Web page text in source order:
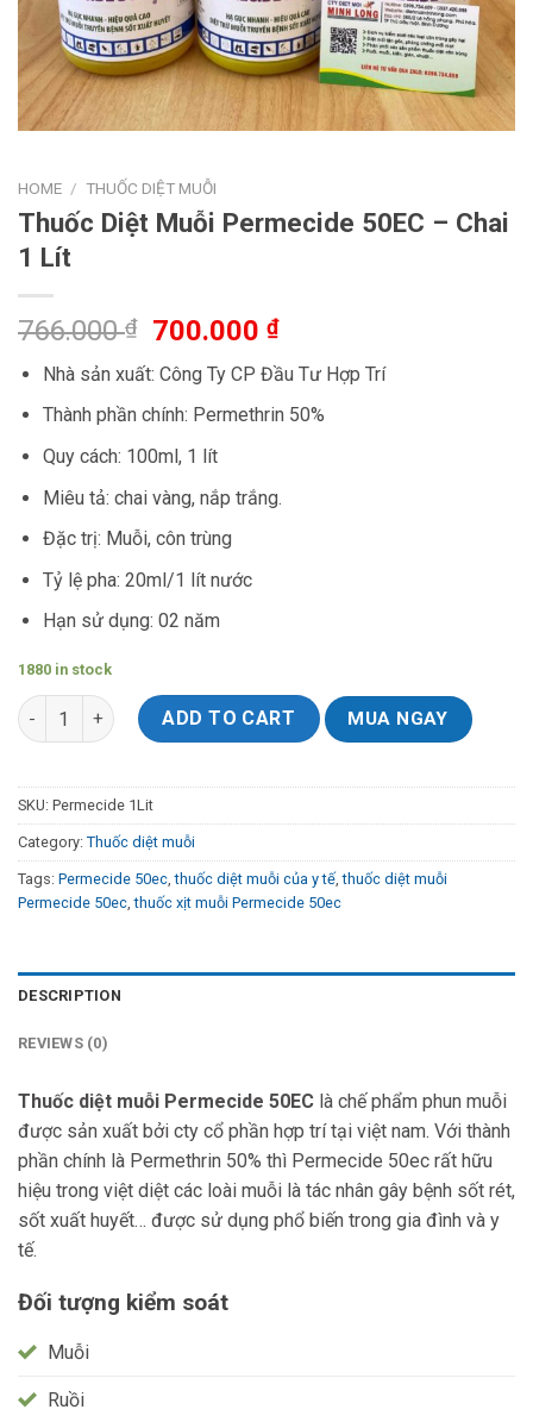
HOME / THUỐC DIỆT MUỖI
Thuốc Diệt Muỗi Permecide 50EC – Chai
1 Lít
766.000₫ 700.000₫
Nhà sản xuất: Công Ty CP Đầu Tư Hợp Trí
Thành phần chính: Permethrin 50%
Quy cách: 100ml, 1 lít
Miêu tả: chai vàng, nắp trắng.
Đặc trị: Muỗi, côn trùng
Tỷ lệ pha: 20ml/1 lít nước
Hạn sử dụng: 02 năm
1880 in stock
Thuốc Diệt Muỗi Permecide 50EC - Chai 1 Lít quantity
ADD TO CART MUA NGAY
SKU: Permecide 1Lit
Category: Thuốc diệt muỗi
Tags: Permecide 50ec ,thuốc diệt muỗi của y tế ,thuốc diệt muỗi
Permecide 50ec ,thuốc xịt muỗi Permecide 50ec
DESCRIPTION
REVIEWS (0)
Thuốc diệt muỗi Permecide 50EC là chế phẩm phun muỗi
được sản xuất bởi cty cổ phần hợp trí tại việt nam. Với thành
phần chính là Permethrin 50% thì Permecide 50ec rất hữu
hiệu trong việt diệt các loài muỗi là tác nhân gây bệnh sốt rét,
sốt xuất huyết… được sử dụng phổ biến trong gia đình và y
tế.
Đối tượng kiểm soát
Muỗi
Ruồi